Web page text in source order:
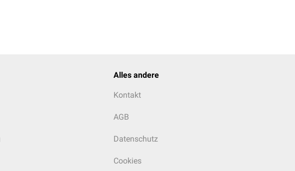
Alles andere
Kontakt
AGB
Datenschutz
Cookies